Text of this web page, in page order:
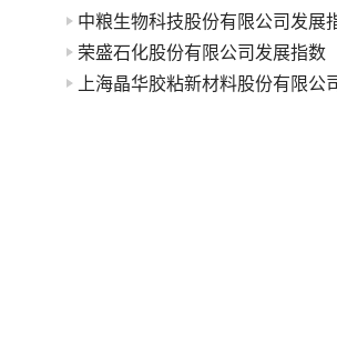
中粮生物科技股份有限公司发展
荣盛石化股份有限公司发展指数
上海晶华胶粘新材料股份有限公